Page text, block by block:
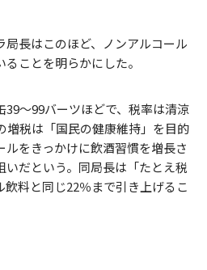
局長はこのほど、ノンアルコール
ことを明らかにした。
～99バーツほどで、税率は清涼
増税は「国民の健康維持」を目的
ルをきっかけに飲酒習慣を増長さ
だという。同局長は「たとえ税
料と同じ22％まで引き上げるこ